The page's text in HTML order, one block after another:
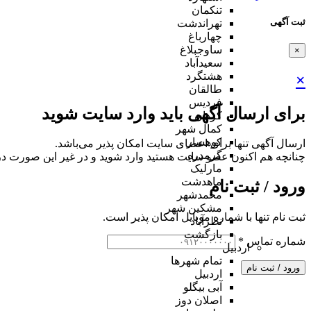
ثبت آگهی
×
×
برای ارسال آگهی باید وارد سایت شوید
ارسال آگهی تنها برای اعضای سایت امکان پذیر می‌باشد.
چنانچه هم‌ اکنون عضو سایت هستید وارد شوید و در غیر این صورت
ورود / ثبت نام
ثبت نام تنها با شماره موبایل امکان پذیر است.
شماره تماس *
ورود / ثبت نام
تنکمان
تهراندشت
چهارباغ
ساوجبلاغ
سعیدآباد
هشتگرد
طالقان
فردیس
کردان
کمال شهر
کوهسار
گرمدره
مارلیک
ماهدشت
محمدشهر
مشکین شهر
نظرآباد
بازگشت
اردبیل
تمام شهر‌ها
اردبیل
آبی بیگلو
اصلان دوز